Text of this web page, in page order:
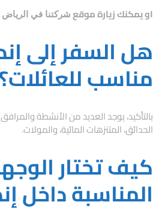
او يمكنك زيارة موقع شركتنا في الرياض
هل السفر إلى
مناسب للعائلات؟
بالتأكيد، يوجد العديد من الأنشطة
الحدائق، المتنزهات المائية، والمولات.
كيف تختار
المناسبة داخل